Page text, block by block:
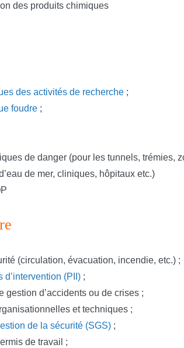
des produits chimiques
des activités de recherche ;
foudre ;
de danger (pour les tunnels, trémies,
de mer, cliniques, hôpitaux etc.)
(circulation, évacuation, incendie, etc.) ;
d’intervention (PII) ;
gestion d’accidents ou de crises ;
et techniques ;
de la sécurité (SGS) ;
de travail ;